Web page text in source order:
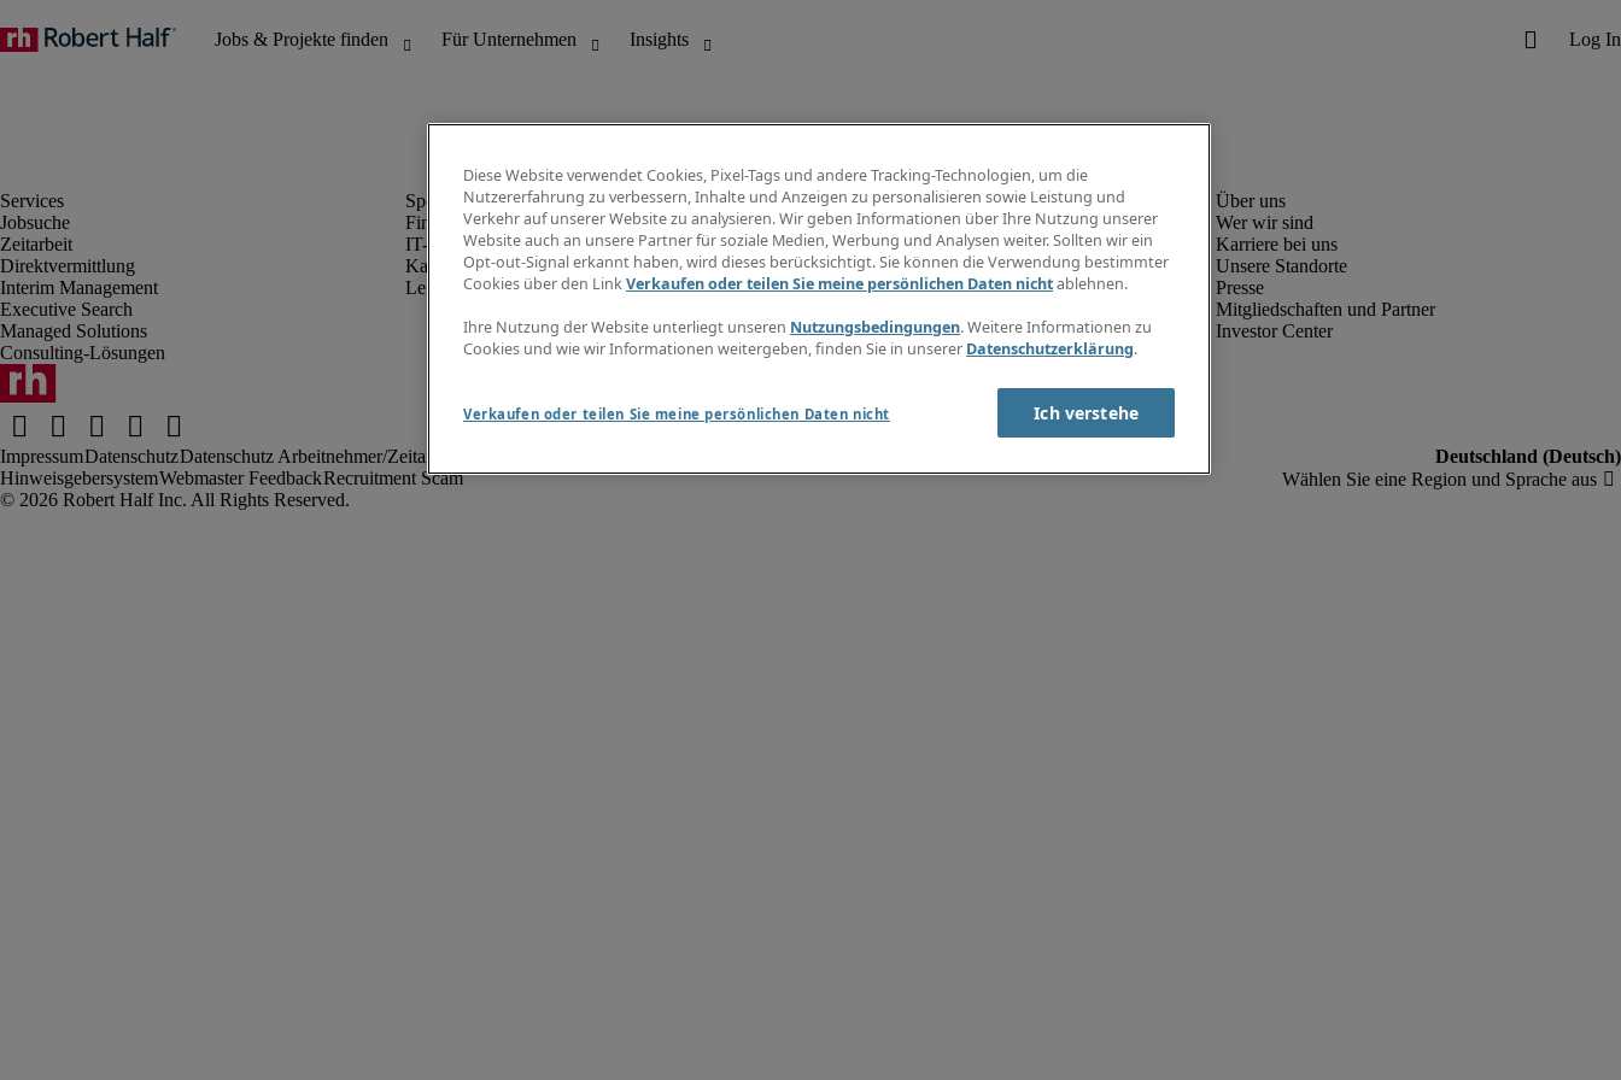
Jobsuche
Zeitarbeit
Direktvermittlung
Interim Management
Executive Search
Managed Solutions
Consulting-Lösungen
Finanz- & Rechnungswesen
IT-Bereich
Kaufmännischer Bereich
Legal
Info Center
Jobübersicht
Gehaltsübersicht
E-Learning
Wer wir sind
Karriere bei uns
Unsere Standorte
Presse
Mitgliedschaften und Partner
Investor Center
ImpressumDatenschutzDatenschutz Arbeitnehmer/Zeitarbeitskräfte
HinweisgebersystemWebmaster FeedbackRecruitment Scam
Diese Website verwendet Cookies, Pixel-Tags und andere Tracking-Technologien, um die
Nutzererfahrung zu verbessern, Inhalte und Anzeigen zu personalisieren sowie Leistung und
Verkehr auf unserer Website zu analysieren. Wir geben Informationen über Ihre Nutzung unserer
Website auch an unsere Partner für soziale Medien, Werbung und Analysen weiter. Sollten wir ein
Opt-out-Signal erkannt haben, wird dieses berücksichtigt. Sie können die Verwendung bestimmter
Cookies über den LinkVerkaufen oder teilen Sie meine persönlichen Daten nichtablehnen.
Ihre Nutzung der Website unterliegt unseren Nutzungsbedingungen. Weitere Informationen zu
Cookies und wie wir Informationen weitergeben, finden Sie in unserer Datenschutzerklärung.
Verkaufen oder teilen Sie meine persönlichen Daten nicht Ich verstehe